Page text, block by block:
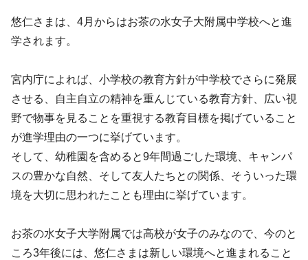
悠仁さまは、4月からはお茶の水女子大附属中学校へと進
学されます。
宮内庁によれば、小学校の教育方針が中学校でさらに発展
させる、自主自立の精神を重んじている教育方針、広い視
野で物事を見ることを重視する教育目標を掲げていること
が進学理由の一つに挙げています。
そして、幼稚園を含めると9年間過ごした環境、キャンパ
スの豊かな自然、そして友人たちとの関係、そういった環
境を大切に思われたことも理由に挙げています。
お茶の水女子大学附属では高校が女子のみなので、今のと
ころ3年後には、悠仁さまは新しい環境へと進まれること